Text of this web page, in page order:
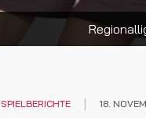
SPIELBERICHTE 18.